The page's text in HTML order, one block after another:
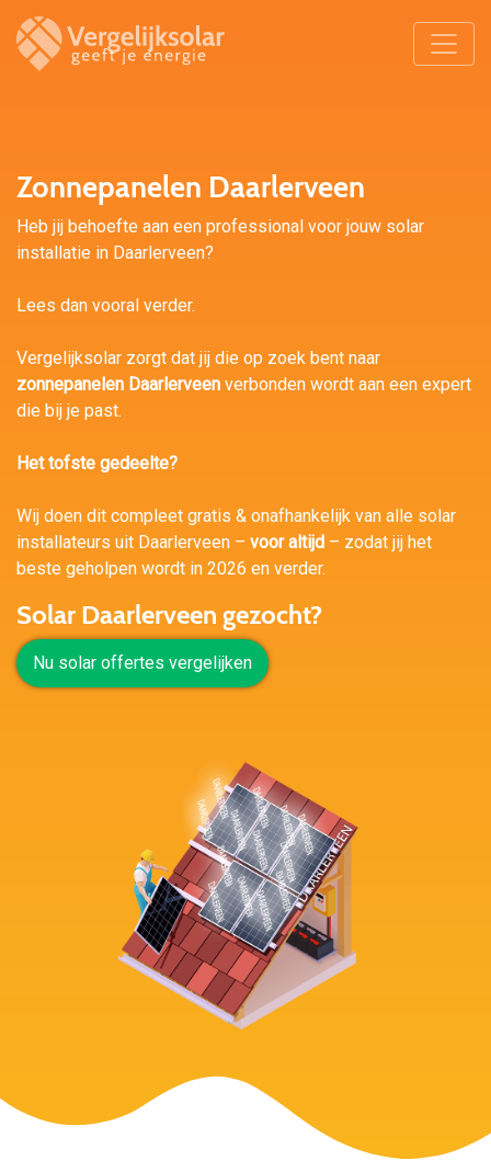
Zonnepanelen Daarlerveen
Heb jij behoefte aan een professional voor jouw solar
installatie in Daarlerveen?
Lees dan vooral verder.
Vergelijksolar zorgt dat jij die op zoek bent naar
zonnepanelen Daarlerveen verbonden wordt aan een expert
die bij je past.
Het tofste gedeelte?
Wij doen dit compleet gratis & onafhankelijk van alle solar
installateurs uit Daarlerveen – voor altijd – zodat jij het
beste geholpen wordt in 2026 en verder.
Solar Daarlerveen gezocht?
Nu solar offertes vergelijken